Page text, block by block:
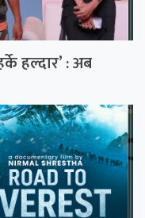
हल्दार’ : अब